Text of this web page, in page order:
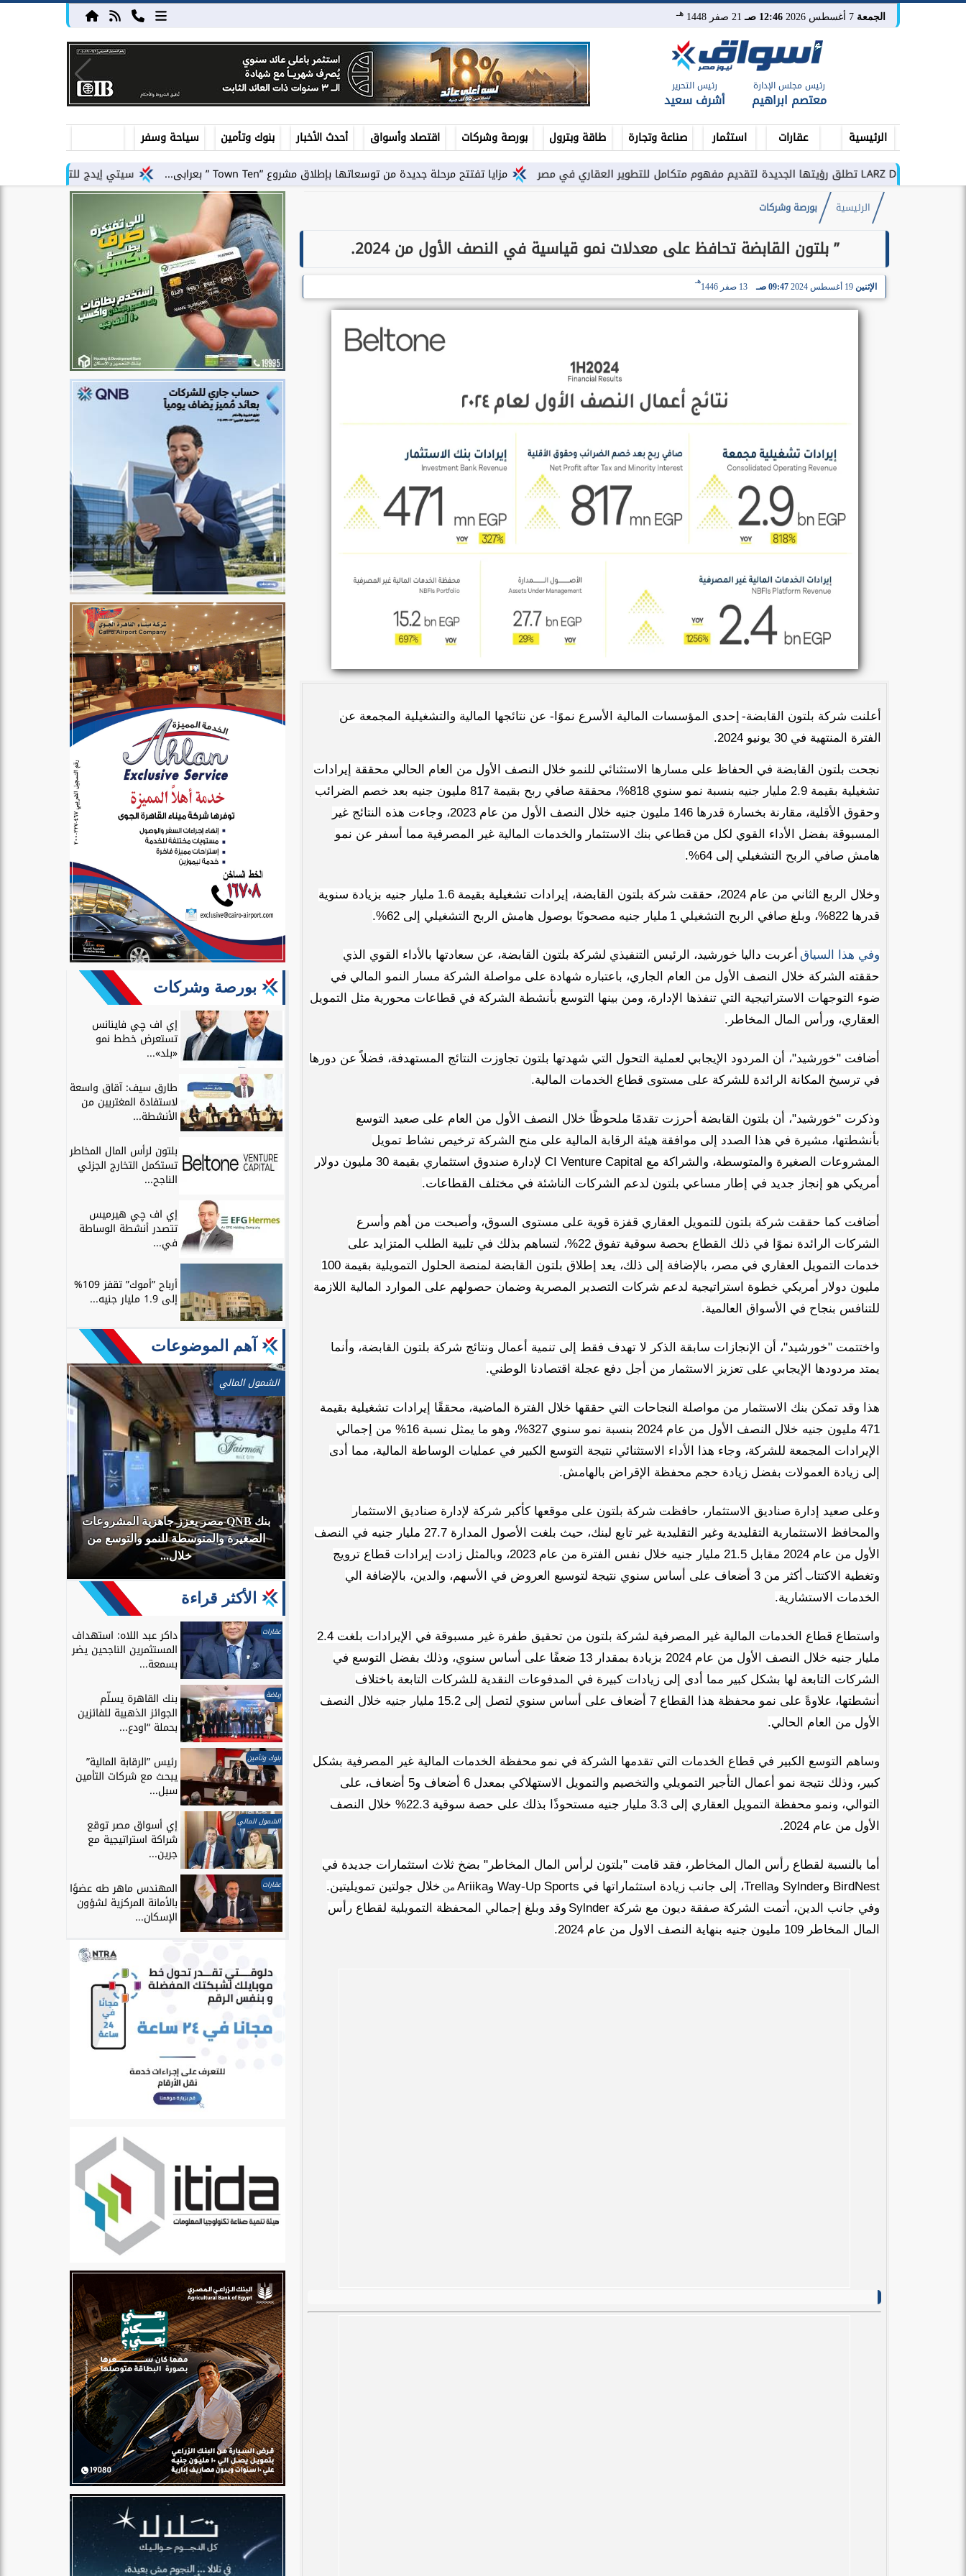
الجمعة 12:46 صـ 21 صفر 1448 هـ
رئيس مجلس الإدارة
معتصم ابراهيم
رئيس التحرير
أشرف سعيد
الرئيسية عقارات استثمار صناعة وتجارة طاقة وبترول بورصة وشركات اقتصاد وأسواق أحدث الأخبار بنوك وتأمين
سياحة وسفر
سيتي إيدج للتطوير العقاري توقع شراكة
مزايا تفتتح مرحلة جديدة من توسعاتها بإطلاق مشروع ”Town Ten ” بعرابى...
الرئيسية بورصة وشركات
” بلتون القابضة تحافظ على معدلات نمو قياسية في النصف الأول من 2024.
الإثنين 19 أغسطس 2024 09:47 صـ 13 صفر 1446
هـ
أعلنت شركة بلتون القابضة- إحدى المؤسسات المالية الأسرع نموًا- عن نتائجها المالية والتشغيلية المجمعة عن
الفترة المنتهية في 30 يونيو 2024
.
نجحت بلتون القابضة في الحفاظ على مسارها الاستثنائي للنمو خلال النصف الأول من العام الحالي محققة إيرادات
تشغيلية بقيمة 2.9 مليار جنيه بنسبة نمو سنوي 818%، محققة صافي ربح بقيمة 817 مليون جنيه بعد خصم الضرائب
وحقوق الأقلية، مقارنة بخسارة قدرها 146 مليون جنيه خلال النصف الأول من عام 2023، وجاءت هذه النتائج غير
المسبوقة بفضل الأداء القوي لكل من قطاعي بنك الاستثمار والخدمات المالية غير المصرفية مما أسفر عن نمو
هامش صافي الربح التشغيلي إلى 64%.
وخلال الربع الثاني من عام 2024، حققت شركة بلتون القابضة، إيرادات تشغيلية بقيمة 1.6 مليار جنيه بزيادة سنوية
قدرها 822%، وبلغ صافي الربح التشغيلي 1
مليار جنيه مصحوبًا بوصول هامش الربح التشغيلي إلى 62%.
وفي هذا السياق أعربت داليا خورشيد، الرئيس التنفيذي لشركة بلتون القابضة، عن سعادتها بالأداء القوي الذي
حققته الشركة خلال النصف الأول من العام الجاري، باعتباره شهادة على مواصلة الشركة مسار النمو المالي في
ضوء التوجهات الاستراتيجية التي تنفذها الإدارة، ومن بينها التوسع بأنشطة الشركة في قطاعات محورية مثل التمويل
العقاري، ورأس المال المخاطر.
أضافت "خورشيد"، أن المردود الإيجابي لعملية التحول التي شهدتها بلتون تجاوزت النتائج المستهدفة، فضلاً عن دورها
في ترسيخ المكانة الرائدة للشركة على مستوى قطاع الخدمات المالية.
وذكرت "خورشيد"، أن بلتون القابضة أحرزت تقدمًا ملحوظًا خلال النصف الأول من العام على صعيد التوسع
بأنشطتها، مشيرة في هذا الصدد إلى موافقة هيئة الرقابة المالية على منح الشركة ترخيص نشاط تمويل
المشروعات الصغيرة والمتوسطة، والشراكة مع CI Venture Capital
لإدارة صندوق استثماري بقيمة 30 مليون دولار
أمريكي هو إنجاز جديد في إطار مساعي بلتون لدعم الشركات الناشئة في مختلف القطاعات.
أضافت كما حققت شركة بلتون للتمويل العقاري قفزة قوية على مستوى السوق، وأصبحت من أهم وأسرع
الشركات الرائدة نموًا في ذلك القطاع بحصة سوقية تفوق 22%، لتساهم بذلك في تلبية الطلب المتزايد على
خدمات التمويل العقاري في مصر، بالإضافة إلى ذلك، يعد إطلاق بلتون القابضة لمنصة الحلول التمويلية بقيمة 100
مليون دولار أمريكي خطوة استراتيجية لدعم شركات التصدير المصرية وضمان حصولهم على الموارد المالية اللازمة
للتنافس بنجاح في الأسواق العالمية.
واختتمت "خورشيد"، أن الإنجازات سابقة الذكر لا تهدف فقط إلى تنمية أعمال ونتائج شركة بلتون القابضة، وأنما
يمتد مردودها الإيجابي على تعزيز الاستثمار من أجل دفع عجلة اقتصادنا الوطني.
هذا وقد تمكن بنك الاستثمار من مواصلة النجاحات التي حققها خلال الفترة الماضية، محققًا إيرادات تشغيلية بقيمة
471 مليون جنيه خلال النصف الأول من عام 2024 بنسبة نمو سنوي 327%، وهو ما يمثل نسبة 16% من إجمالي
الإيرادات المجمعة للشركة، وجاء هذا الأداء الاستثنائي نتيجة التوسع الكبير في عمليات الوساطة المالية، مما أدى
إلى زيادة العمولات بفضل زيادة حجم محفظة الإقراض بالهامش.
وعلى صعيد إدارة صناديق الاستثمار، حافظت شركة بلتون على موقعها كأكبر شركة لإدارة صناديق الاستثمار
والمحافظ الاستثمارية التقليدية وغير التقليدية غير تابع لبنك، حيث بلغت الأصول المدارة 27.7 مليار جنيه في النصف
الأول من عام 2024 مقابل 21.5 مليار جنيه خلال نفس الفترة من عام 2023، وبالمثل زادت إيرادات قطاع ترويج
وتغطية الاكتتاب
أكثر من 3 أضعاف على أساس سنوي نتيجة لتوسيع العروض في الأسهم، والدين، بالإضافة الي
الخدمات الاستشارية.
واستطاع قطاع الخدمات المالية غير المصرفية لشركة بلتون من تحقيق طفرة غير مسبوقة في الإيرادات بلغت 2.4
مليار جنيه خلال النصف الأول من عام 2024 بزيادة بمقدار 13 ضعفًا على أساس سنوي، وذلك بفضل التوسع في
الشركات التابعة لها بشكل كبير مما أدى إلى زيادات كبيرة في المدفوعات النقدية للشركات التابعة باختلاف
أنشطتها، علاوةً على
نمو محفظة هذا القطاع 7 أضعاف على أساس سنوي لتصل إلى 15.2 مليار جنيه خلال النصف
الأول من العام الحالي.
وساهم التوسع الكبير في قطاع الخدمات التي تقدمها الشركة في نمو محفظة الخدمات المالية غير المصرفية بشكل
كبير، وذلك نتيجة نمو أعمال التأجير التمويلي والتخصيم والتمويل الاستهلاكي بمعدل 6 أضعاف و5 أضعاف، على
التوالي، ونمو محفظة التمويل العقاري إلى 3.3 مليار جنيه مستحوذًا بذلك على حصة سوقية 22.3% خلال النصف
الأول من عام 2024.
أما بالنسبة لقطاع رأس المال المخاطر، فقد قامت "بلتون لرأس المال المخاطر" بضخ ثلاث استثمارات جديدة في
BirdNest وSylnder وTrella، إلى جانب زيادة استثماراتها في Way-Up Sports وAriika من خلال جولتين تمويليتين.
وفي جانب الدين، أتمت الشركة صفقة ديون مع شركة Sylnder وقد وبلغ إجمالي المحفظة التمويلية لقطاع رأس
المال المخاطر 109 مليون جنيه بنهاية النصف الاول من عام 2024.
بورصة وشركات
إي اف چي فاينانس
تستعرض خطط نمو
«بلد»...
طارق سيف: آقاق واسعة
لاستفادة المغتربين من
الأنشطة...
بلتون لرأس المال المخاطر
تستكمل التخارج الجزئي
الناجح...
إي اف چي هيرميس
تتصدر أنشطة الوساطة
في...
أرباح ”أموك” تقفز 109%
إلى 1.9 مليار جنيه...
آهم الموضوعات
بنك مصر يشارك في فعالية “اليوم العالمي
للشباب” ويقدم العديد من العروض...
«هشام عكاشه» ضمن قائمة ”فوربس الشرق
الأوسط” لأقوي 100 رئيس تنفيذي في...
تنظيم الاتصالات في مصر: عدم وجود أي
عطل فني بتطبيق My NTRA...
الشمول المالي
بنك QNB مصر يعزز جاهزية المشروعات
الصغيرة والمتوسطة للنمو والتوسع من
خلال...
الأكثر قراءة
عقارات داكر عبد اللاه: استهداف
المستثمرين الناجحين يضر
بسمعة...
رياضة بنك القاهرة يسلّم
الجوائز الذهبية للفائزين
بحملة “اودع...
بنوك وتأمين رئيس ”الرقابة المالية”
يبحث مع شركات التأمين
سبل...
الشمول المالي إي أسواق مصر توقع
شراكة استراتيجية مع
جرين...
عقارات المهندس ماهر طه عضوًا
بالأمانة المركزية لشؤون
الإسكان...